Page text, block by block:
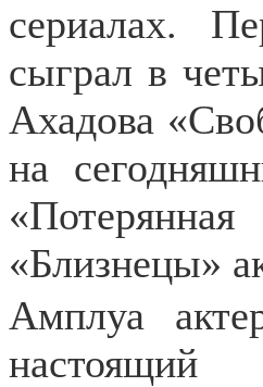
сериалах.
сыграл в
Ахадова
на
«Близнецы»
Амплуа